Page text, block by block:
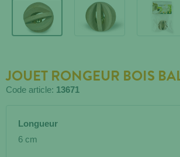
JOUET RONGEUR BOIS
Code article: 13671
Longueur
6 cm